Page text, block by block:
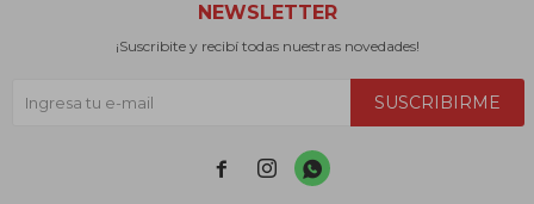
NEWSLETTER
¡Suscribite y recibí todas nuestras novedades!
SUSCRIBIRME
  